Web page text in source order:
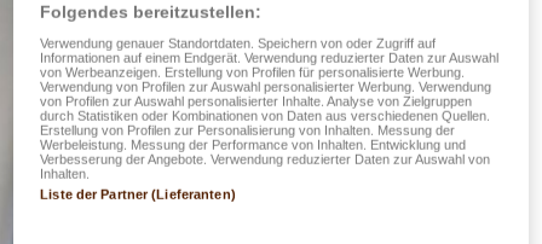
Folgendes bereitzustellen:
Verwendung genauer Standortdaten. Speichern von oder Zugriff auf
Informationen auf einem Endgerät. Verwendung reduzierter Daten zur Auswahl
von Werbeanzeigen. Erstellung von Profilen für personalisierte Werbung.
Verwendung von Profilen zur Auswahl personalisierter Werbung. Verwendung
von Profilen zur Auswahl personalisierter Inhalte. Analyse von Zielgruppen
durch Statistiken oder Kombinationen von Daten aus verschiedenen Quellen.
Erstellung von Profilen zur Personalisierung von Inhalten. Messung der
Werbeleistung. Messung der Performance von Inhalten. Entwicklung und
Verbesserung der Angebote. Verwendung reduzierter Daten zur Auswahl von
Inhalten.
Liste der Partner (Lieferanten)